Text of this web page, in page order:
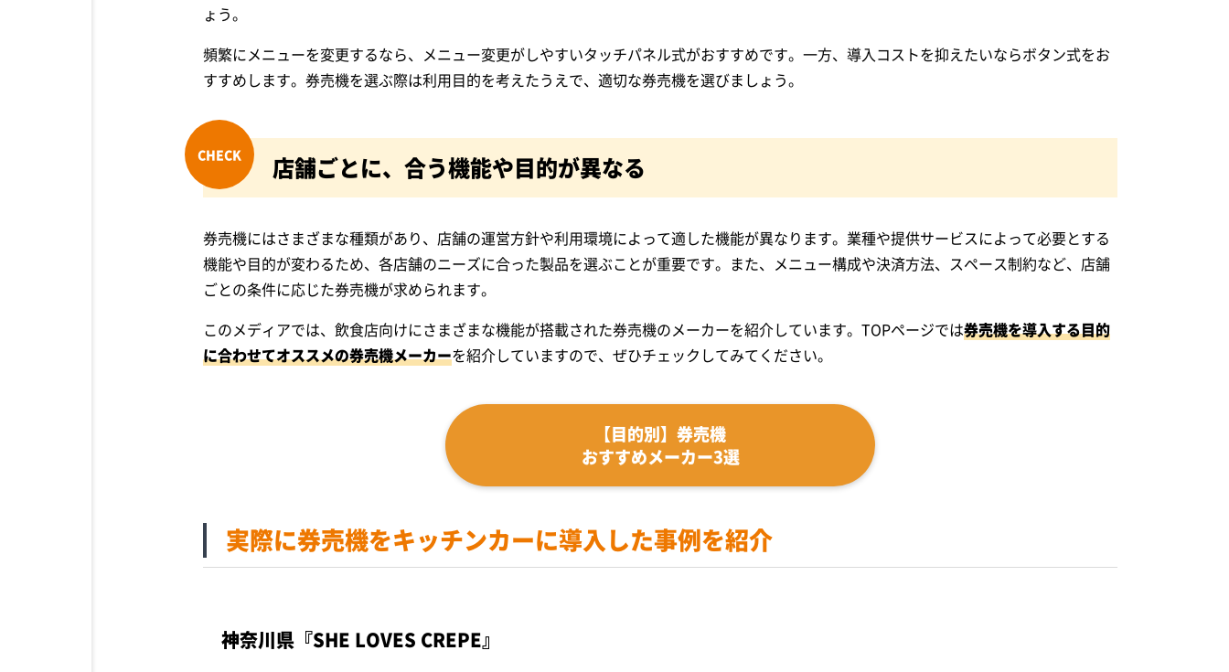
ょう。
頻繁にメニューを変更するなら、メニュー変更がしやすいタッチパネル式がおすすめです。一方、導入コストを抑えたいならボタン式をお
すすめします。券売機を選ぶ際は利用目的を考えたうえで、適切な券売機を選びましょう。
店舗ごとに、合う機能や目的が異なる
券売機にはさまざまな種類があり、店舗の運営方針や利用環境によって適した機能が異なります。業種や提供サービスによって必要とする
機能や目的が変わるため、各店舗のニーズに合った製品を選ぶことが重要です。また、メニュー構成や決済方法、スペース制約など、店舗
ごとの条件に応じた券売機が求められます。
このメディアでは、飲食店向けにさまざまな機能が搭載された券売機のメーカーを紹介しています。TOPページでは券売機を導入する目的
に合わせてオススメの券売機メーカーを紹介していますので、ぜひチェックしてみてください。
【目的別】券売機
おすすめメーカー3選
実際に券売機をキッチンカーに導入した事例を紹介
神奈川県 『SHE LOVES CREPE』